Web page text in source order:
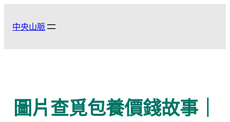
中央山脈
圖片查覓包養價錢故事｜